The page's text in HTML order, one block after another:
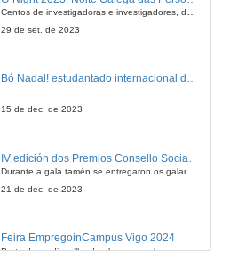
Centos de investigadoras e investigadores, decenas de actividades e sete cidades
29 de set. de 2023
Bó Nadal! estudantado internacional da Universidade de Vigo
15 de dec. de 2023
Durante a gala tamén se entregaron os galardóns aos mellores TFG e TFM en materia de Axenda 2030
21 de dec. de 2023
Feira EmpregoinCampus Vigo 2024
Preto de medio millar de alumnas e alumnos buscan coñecer máis de preto as oportunidades que lles achegan as arredor de medio cento de empresas que participan na edición viguesa da feira. Xunto coa visita aos stands, durante a feria desenvólvense varias actividades complementarias, como obradoiros, conversas, mesas redondas ou o pasaporte de empregabilidade, un espazo no que poderán recibir asesoramento sobre o seu CV.